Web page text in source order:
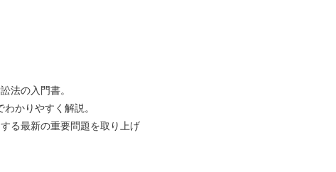
法の入門書。
かりやすく解説。
る最新の重要問題を取り上げ